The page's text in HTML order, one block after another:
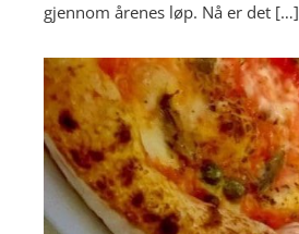
gjennom årenes løp. Nå er det […]